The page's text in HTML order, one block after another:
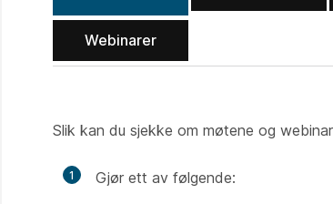
Webinarer
Slik kan du sjekke om møtene og
1
Gjør ett av følgende: